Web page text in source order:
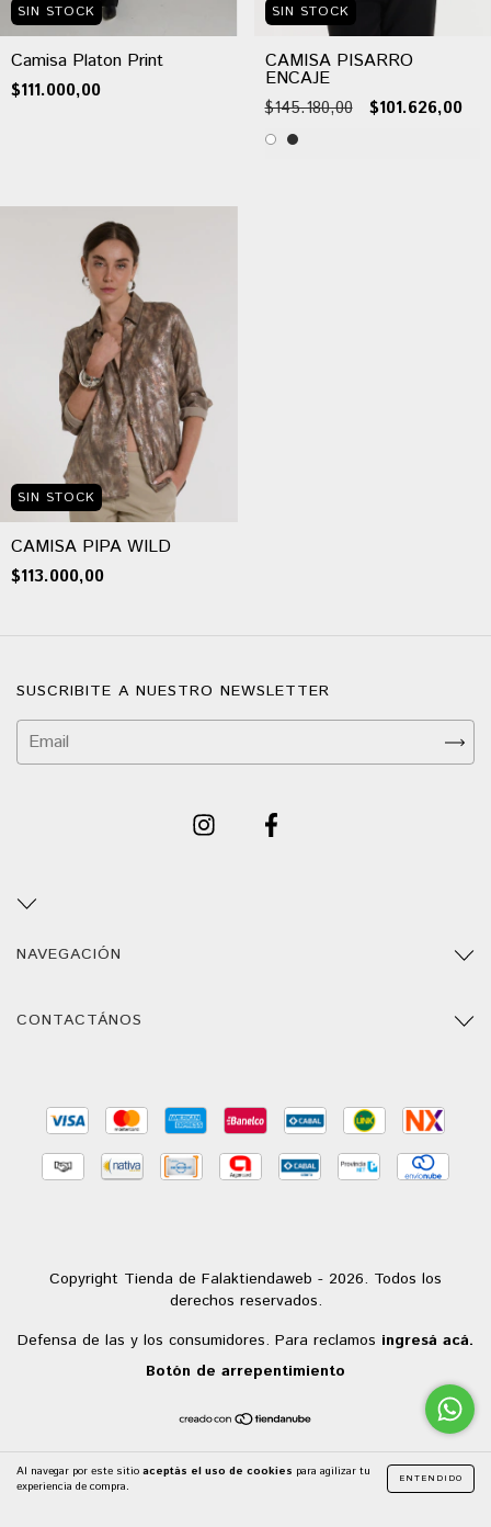
Al navegar por este sitio aceptás el uso de cookies para agilizar tu
experiencia de compra.
ENTENDIDO
SIN STOCK
Camisa Platon Print
$111.000,00
SIN STOCK
CAMISA PISARRO
ENCAJE
$145.180,00 $101.626,00
SIN STOCK
CAMISA PIPA WILD
$113.000,00
SUSCRIBITE A NUESTRO NEWSLETTER
NAVEGACIÓN
CONTACTÁNOS
Copyright Tienda de Falaktiendaweb - 2026. Todos los
derechos reservados.
Defensa de las y los consumidores. Para reclamos ingresá acá.
Botón de arrepentimiento